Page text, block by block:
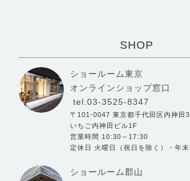
SHOP
ショールーム東京
オンラインショップ窓口
tel.03-3525-8347
〒101-0047 東京都千代田区内神田
いちご内神田ビル1F
営業時間 10:30～17:30
定休日 火曜日（祝日を除く）・年
ショールーム郡山